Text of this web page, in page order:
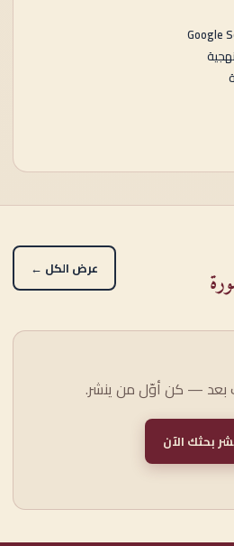
عرض الكل ←
بعد — كن أوّل من ينشر.
بحثك الآن